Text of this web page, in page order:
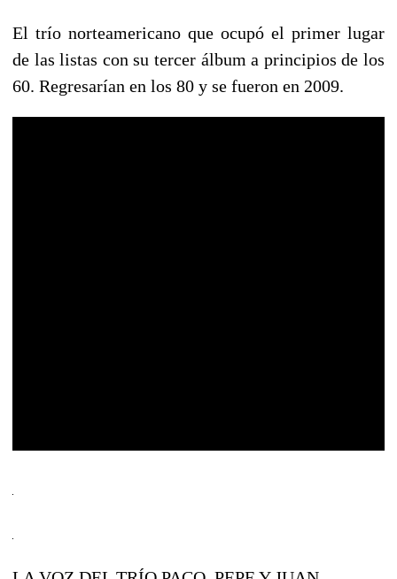
El trío norteamericano que ocupó el primer lugar
de las listas con su tercer álbum a principios de los
60. Regresarían en los 80 y se fueron en 2009.